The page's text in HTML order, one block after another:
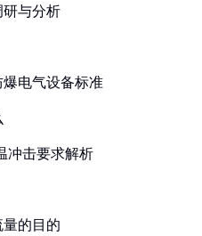
研与分析
电气设备标准
冲击要求解析
的目的